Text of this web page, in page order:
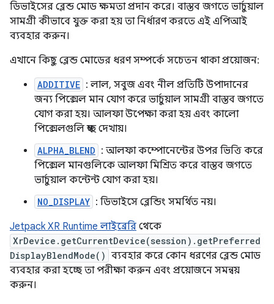
ডিভাইসের ব্লেন্ড মোড ক্ষমতা প্রদান করে। বাস্তব জগতে ভার্চুয়াল
সামগ্রী কীভাবে যুক্ত করা হয় তা নির্ধারণ করতে এই এপিআই
ব্যবহার করুন।
এখানে কিছু ব্লেন্ড মোডের ধরণ সম্পর্কে সচেতন থাকা প্রয়োজন:
ADDITIVE : লাল, সবুজ এবং নীল প্রতিটি উপাদানের
জন্য পিক্সেল মান যোগ করে ভার্চুয়াল সামগ্রী বাস্তব জগতে
যোগ করা হয়। আলফা উপেক্ষা করা হয় এবং কালো
পিক্সেলগুলি স্বচ্ছ দেখায়।
ALPHA_BLEND : আলফা কম্পোনেন্টের উপর ভিত্তি করে
পিক্সেল মানগুলিকে আলফা মিশ্রিত করে বাস্তব জগতে
ভার্চুয়াল কন্টেন্ট যোগ করা হয়।
NO_DISPLAY : ডিভাইসে ব্লেন্ডিং সমর্থিত নয়।
Jetpack XR Runtime লাইব্রেরি থেকে
XrDevice.getCurrentDevice(session).getPreferred
DisplayBlendMode() ব্যবহার করে কোন ধরণের ব্লেন্ড মোড
ব্যবহার করা হচ্ছে তা পরীক্ষা করুন এবং প্রয়োজনে সমন্বয়
করুন।